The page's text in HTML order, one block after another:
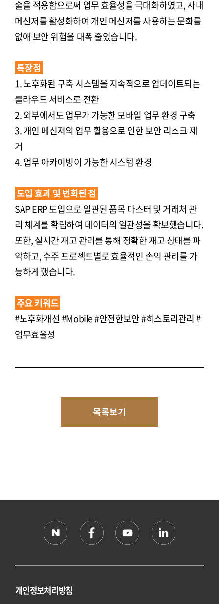
술을 적용함으로써 업무 효율성을 극대화하였고, 사내
메신저를 활성화하여 개인 메신저를 사용하는 문화를
없애 보안 위험을 대폭 줄였습니다.
특장점
1. 노후화된 구축 시스템을 지속적으로 업데이트되는
클라우드 서비스로 전환
2. 외부에서도 업무가 가능한 모바일 업무 환경 구축
3. 개인 메신저의 업무 활용으로 인한 보안 리스크 제
거
4. 업무 아카이빙이 가능한 시스템 환경
도입 효과 및 변화된 점
SAP ERP 도입으로 일관된 품목 마스터 및 거래처 관
리 체계를 확립하여 데이터의 일관성을 확보했습니다.
또한, 실시간 재고 관리를 통해 정확한 재고 상태를 파
악하고, 수주 프로젝트별로 효율적인 손익 관리를 가
능하게 했습니다.
주요 키워드
#노후화개선 #Mobile #안전한보안 #히스토리관리 #
업무효율성
목록보기
개인정보처리방침